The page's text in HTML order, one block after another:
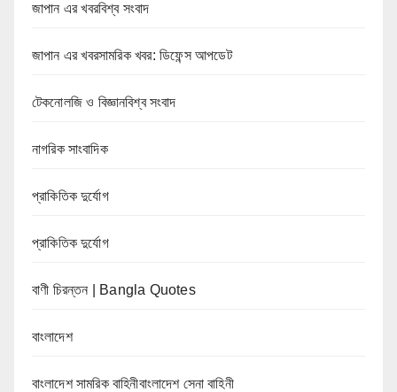
জাপান এর খবরবিশ্ব সংবাদ
জাপান এর খবরসামরিক খবর: ডিফেন্স আপডেট
টেকনোলজি ও বিজ্ঞানবিশ্ব সংবাদ
নাগরিক সাংবাদিক
প্রাকিতিক দুর্যোগ
প্রাকিতিক দুর্যোগ
বাণী চিরন্তন | Bangla Quotes
বাংলাদেশ
বাংলাদেশ সামরিক বাহিনীবাংলাদেশ সেনা বাহিনী